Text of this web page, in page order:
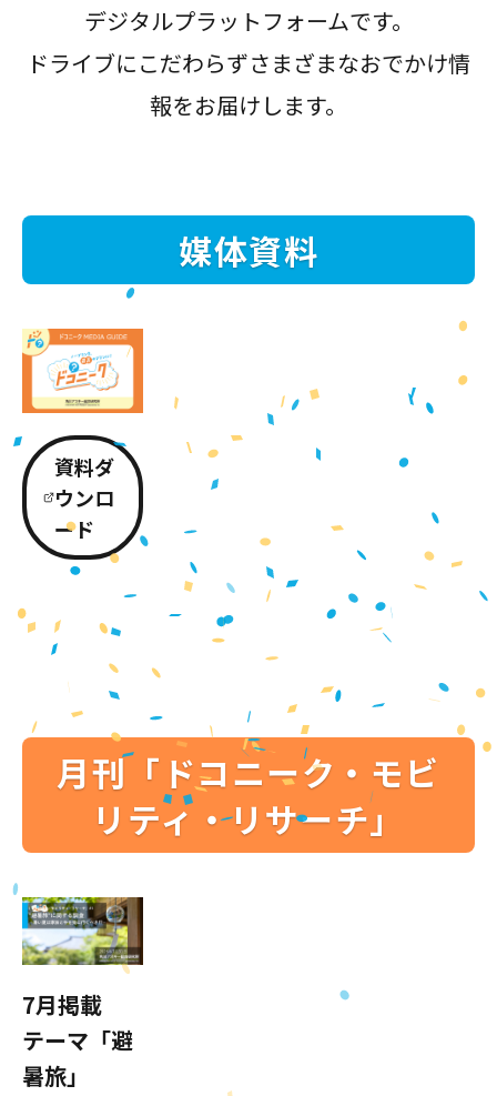
デジタルプラットフォームです。
ドライブにこだわらずさまざまなおでかけ情
報をお届けします。
媒体資料
資料ダ
ウンロ
ード
月刊「ドコニーク・モビ
リティ・リサーチ」
7月掲載
テーマ「避
暑旅」